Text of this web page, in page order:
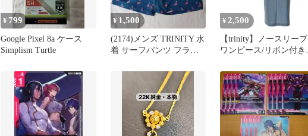
¥ 799
Google Pixel 8a ケース
Simplism Turtle
¥ 1,500
(2174)メンズ TRINITY 水
着 サーフパンツ フラミ
¥ 2,500
【trinity】ノースリーブ
ワンピース/リボン付き/